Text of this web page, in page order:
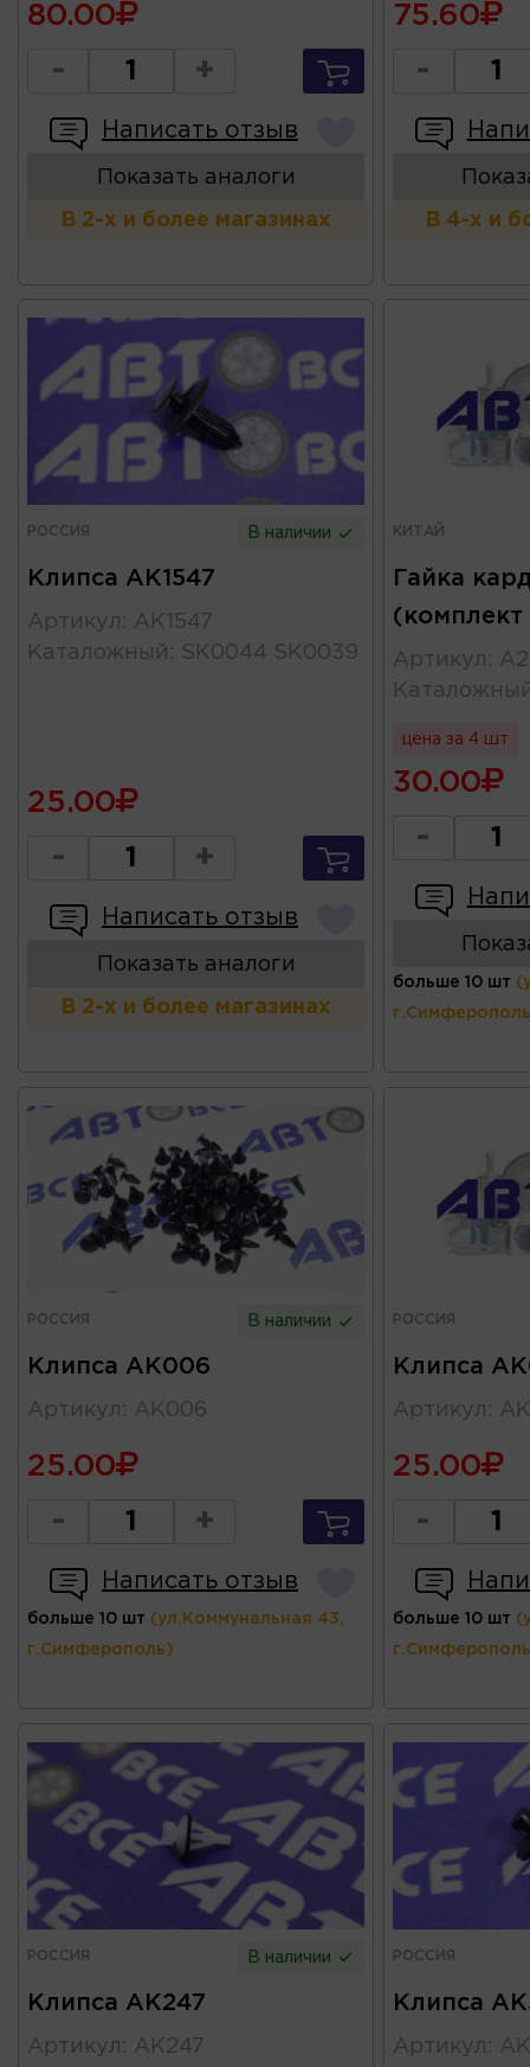
80.00
- +
Написать отзыв
Показать аналоги
В 2-х и более магазинах
75.60
-
В 4-х и
РОССИЯ В наличии
Клипса AK1547
Артикул : AK1547
Каталожный : SK0044 SK0039
25.00
- +
Написать отзыв
Показать аналоги
В 2-х и более магазинах
КИТАЙ
Гайка
Артикул :
цена за 4 шт
30.00
-
больше 10 шт
РОССИЯ В наличии
Клипса AK006
Артикул : AK006
25.00
- +
Написать отзыв
больше 10 шт (ул.Коммунальная 43,
г.Симферополь)
РОССИЯ
Клипса
Артикул :
25.00
-
больше 10 шт
РОССИЯ В наличии
Клипса AK247
Артикул : AK247
РОССИЯ
Клипса
Артикул :